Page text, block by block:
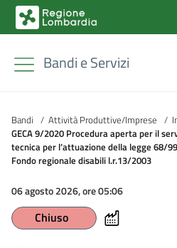
Bandi e Servizi
Bandi / Attività Produttive/Imprese /
GECA 9/2020 Procedura aperta per il
tecnica per l’attuazione della legge 68/
Fondo regionale disabili l.r.13/2003
06 agosto 2026, ore 05:06
Chiuso